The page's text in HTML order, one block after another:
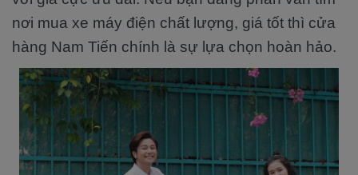
nơi mua xe máy điện chất lượng, giá tốt thì cửa
hàng Nam Tiến chính là sự lựa chọn hoàn hảo.